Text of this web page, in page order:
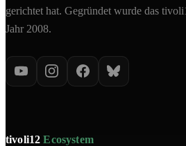
gerichtet hat. Gegründet wurde das
Jahr 2008.
tivoli12Ecosystem